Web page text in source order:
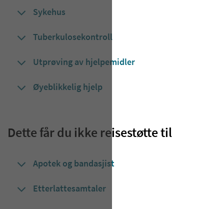
Sykehus
Tuberkulosekontroll
Utprøving av hjelpemidler
Øyeblikkelig hjelp
Dette får du ikke reisestøtte til
Apotek og bandasjist
Etterlattesamtaler